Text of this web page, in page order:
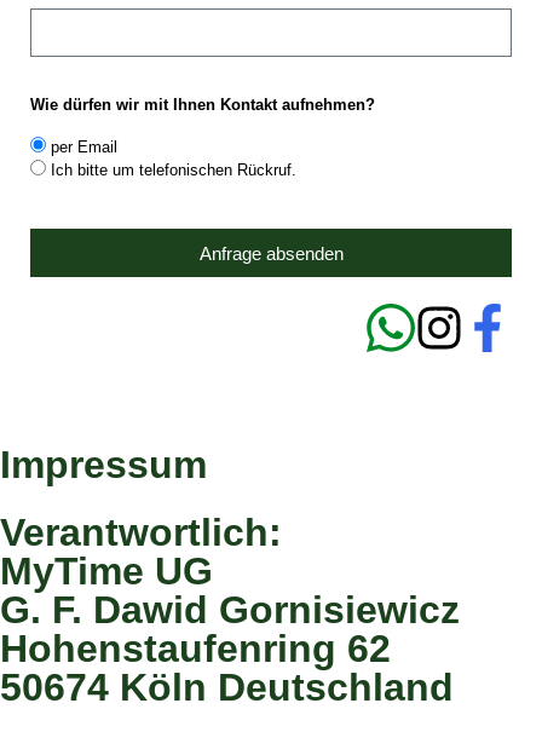
Wie dürfen wir mit Ihnen Kontakt aufnehmen?
per Email
Ich bitte um telefonischen Rückruf.
Anfrage absenden
Impressum
Verantwortlich:
MyTime UG
G. F. Dawid Gornisiewicz
Hohenstaufenring 62
50674 Köln Deutschland